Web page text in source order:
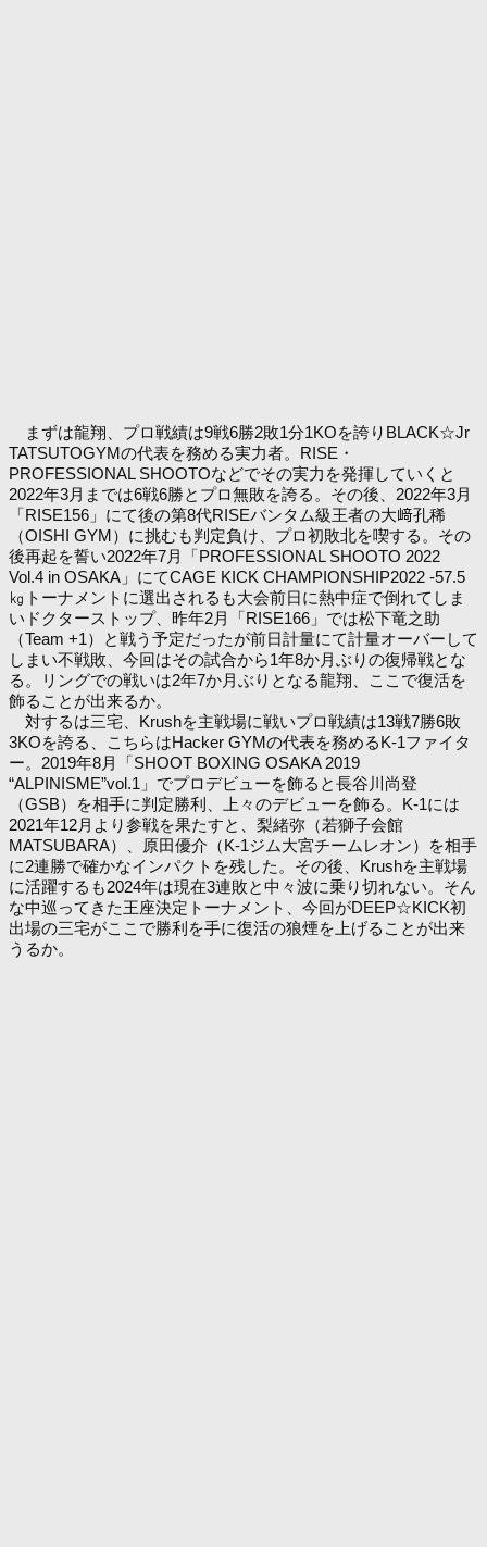
まずは龍翔、プロ戦績は9戦6勝2敗1分1KOを誇りBLACK☆Jr
TATSUTOGYMの代表を務める実力者。RISE・
PROFESSIONAL SHOOTOなどでその実力を発揮していくと
2022年3月までは6戦6勝とプロ無敗を誇る。その後、2022年3月
「RISE156」にて後の第8代RISEバンタム級王者の大﨑孔稀
（OISHI GYM）に挑むも判定負け、プロ初敗北を喫する。その
後再起を誓い2022年7月「PROFESSIONAL SHOOTO 2022
Vol.4 in OSAKA」にてCAGE KICK CHAMPIONSHIP2022 -57.5
㎏トーナメントに選出されるも大会前日に熱中症で倒れてしま
いドクターストップ、昨年2月「RISE166」では松下竜之助
（Team +1）と戦う予定だったが前日計量にて計量オーバーして
しまい不戦敗、今回はその試合から1年8か月ぶりの復帰戦とな
る。リングでの戦いは2年7か月ぶりとなる龍翔、ここで復活を
飾ることが出来るか。
対するは三宅、Krushを主戦場に戦いプロ戦績は13戦7勝6敗
3KOを誇る、こちらはHacker GYMの代表を務めるK-1ファイタ
ー。2019年8月「SHOOT BOXING OSAKA 2019
“ALPINISME”vol.1」でプロデビューを飾ると長谷川尚登
（GSB）を相手に判定勝利、上々のデビューを飾る。K-1には
2021年12月より参戦を果たすと、梨緒弥（若獅子会館
MATSUBARA）、原田優介（K-1ジム大宮チームレオン）を相手
に2連勝で確かなインパクトを残した。その後、Krushを主戦場
に活躍するも2024年は現在3連敗と中々波に乗り切れない。そん
な中巡ってきた王座決定トーナメント、今回がDEEP☆KICK初
出場の三宅がここで勝利を手に復活の狼煙を上げることが出来
うるか。